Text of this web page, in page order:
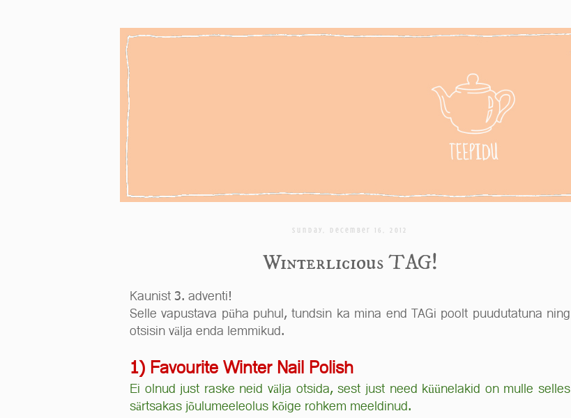
Sunday, December 16, 2012
Winterlicious TAG!
Kaunist 3. adventi!
Selle vapustava püha puhul, tundsin ka mina end TAGi poolt puudutatuna ning
otsisin välja enda lemmikud.
1) Favourite Winter Nail Polish
Ei olnud just raske neid välja otsida, sest just need küünelakid on mulle selles
särtsakas jõulumeeleolus kõige rohkem meeldinud.